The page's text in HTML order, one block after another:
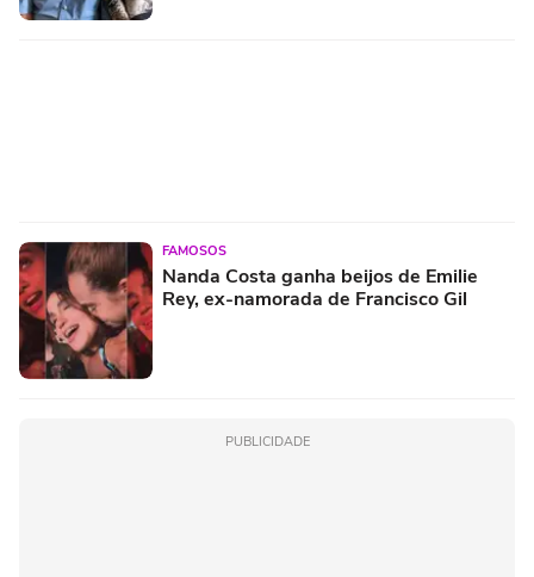
FAMOSOS
Nanda Costa ganha beijos de Emilie
Rey, ex-namorada de Francisco Gil
PUBLICIDADE